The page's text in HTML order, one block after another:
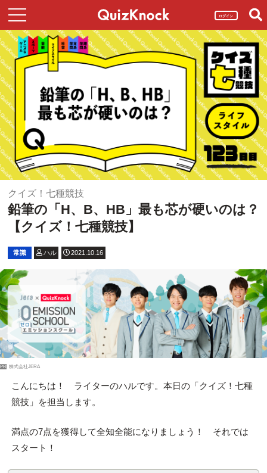
ログイン
クイズ！七種競技
鉛筆の「H、B、HB」最も芯が硬いのは？
【クイズ！七種競技】
常識 ハル 2021.10.16
PR 株式会社JERA
こんにちは！ ライターのハルです。本日の「クイズ！七種
競技」を担当します。
満点の7点を獲得して全知全能になりましょう！ それでは
スタート！